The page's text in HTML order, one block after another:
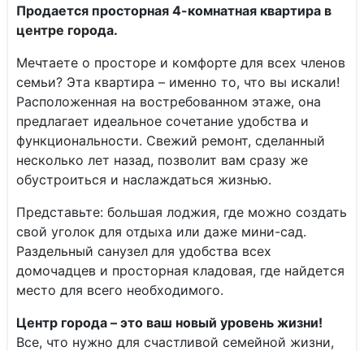
Продается просторная 4-комнатная квартира в
центре города.
Мечтаете о просторе и комфорте для всех членов
семьи? Эта квартира – именно то, что вы искали!
Расположенная на востребованном этаже, она
предлагает идеальное сочетание удобства и
функциональности. Свежий ремонт, сделанный
несколько лет назад, позволит вам сразу же
обустроиться и наслаждаться жизнью.
Представьте: большая лоджия, где можно создать
свой уголок для отдыха или даже мини-сад.
Раздельный санузел для удобства всех
домочадцев и просторная кладовая, где найдется
место для всего необходимого.
Центр города – это ваш новый уровень жизни!
Все, что нужно для счастливой семейной жизни,